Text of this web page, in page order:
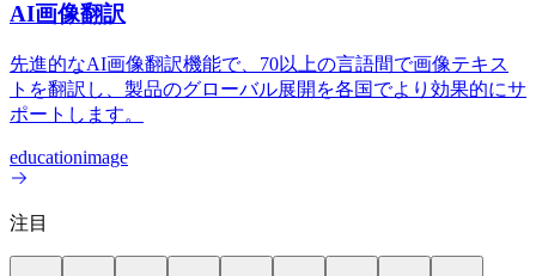
AI画像翻訳
先進的なAI画像翻訳機能で、70以上の言語間で画像テキス
トを翻訳し、製品のグローバル展開を各国でより効果的にサ
ポートします。
educationimage
注目